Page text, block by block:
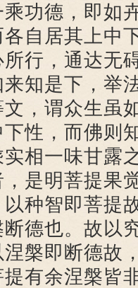
功德，即如
自居其上中
行，通达无
知是下，举
，谓众生虽
性，而佛则
相一味甘露
是明菩提果
种智即菩提
德也。故以
槃即断德故
有余涅槃皆